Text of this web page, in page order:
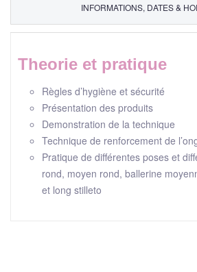
INFORMATIONS, DATES &
Theorie et pratique
Règles d’hygiène et sécurité
Présentation des produits
Demonstration de la technique
Technique de renforcement de
Pratique de différentes poses et
rond, moyen rond, ballerine
et long stilleto